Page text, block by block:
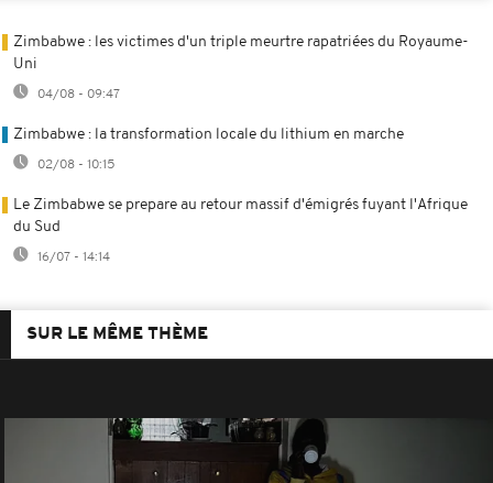
Zimbabwe : les victimes d'un triple meurtre rapatriées du Royaume-
Uni
04/08 - 09:47
Zimbabwe : la transformation locale du lithium en marche
02/08 - 10:15
Le Zimbabwe se prepare au retour massif d'émigrés fuyant l'Afrique
du Sud
16/07 - 14:14
SUR LE MÊME THÈME